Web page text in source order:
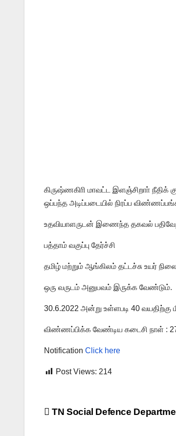
கிருஷ்ணகிாி மாவட்ட இளஞ்சிறாா்
ஒப்பந்த அடிப்படையில் நிரப்ப
உதவியாளருடன் இணைந்த தகவல்
பத்தாம் வகுப்பு தேர்ச்சி
தமிழ் மற்றும் ஆங்கிலம் தட்டச்சு உயர்
ஒரு வருடம் அனுபவம் இருக்க வேண்டும்.
30.6.2022 அன்று உள்ளபடி 40
விண்ணப்பிக்க வேண்டிய கடைசி நாள் :
Notification Click here
Post Views: 214
Post
TN Social Defence